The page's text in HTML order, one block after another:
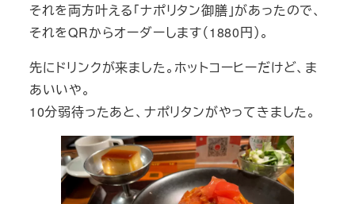
それを両方叶える「ナポリタン御膳」があったので、
それをQRからオーダーします（1880円）。
先にドリンクが来ました。ホットコーヒーだけど、ま
あいいや。
10分弱待ったあと、ナポリタンがやってきました。